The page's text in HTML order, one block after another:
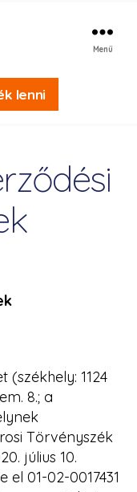
Menü
lenni
(székhely: 1124
8.; a
Törvényszék
július 10.
01-02-0017431